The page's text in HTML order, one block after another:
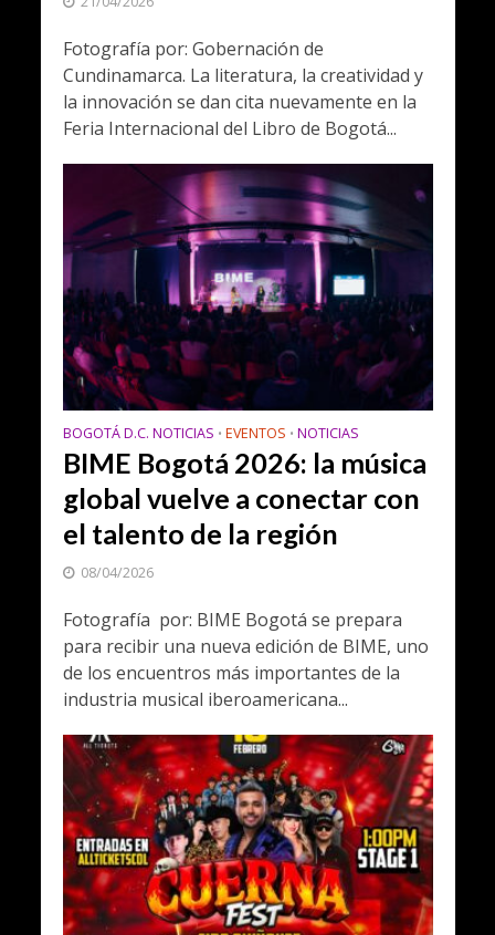
Fotografía por: Gobernación de
Cundinamarca. La literatura, la creatividad y
la innovación se dan cita nuevamente en la
Feria Internacional del Libro de Bogotá...
BOGOTÁ D.C. NOTICIAS • EVENTOS • NOTICIAS
BIME Bogotá 2026: la música
global vuelve a conectar con
el talento de la región
08/04/2026
Fotografía por: BIME Bogotá se prepara
para recibir una nueva edición de BIME, uno
de los encuentros más importantes de la
industria musical iberoamericana...